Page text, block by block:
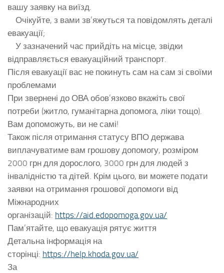
вашу заявку на виїзд.
Очікуйте, з вами зв’яжуться та повідомлять деталі
евакуації;
У зазначений час прийдіть на місце, звідки
відправляється евакуаційний транспорт.
Після евакуації вас не покинуть сам на сам зі своїми
проблемами
При звернені до ОВА обов’язково вкажіть свої
потреби (житло, гуманітарна допомога, ліки тощо).
Вам допоможуть, ви не самі!
Також після отримання статусу ВПО держава
виплачуватиме вам грошову допомогу, розміром
2000 грн для дорослого, 3000 грн для людей з
інвалідністю та дітей. Крім цього, ви можете подати
заявки на отримання грошової допомоги від
Міжнародних
організацій: https://aid.edopomoga.gov.ua/
Пам’ятайте, що евакуація рятує життя
Детальна інформація на
сторінці: https://help.khoda.gov.ua/
За